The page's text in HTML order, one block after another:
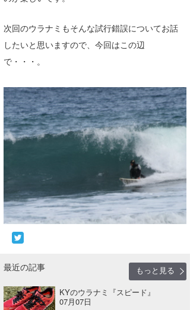
次回のウラナミもそんな試行錯誤についてお話
したいと思いますので、今回はこの辺
で・・・。
最近の記事
もっと見る
KYのウラナミ『スピード』
07月07日